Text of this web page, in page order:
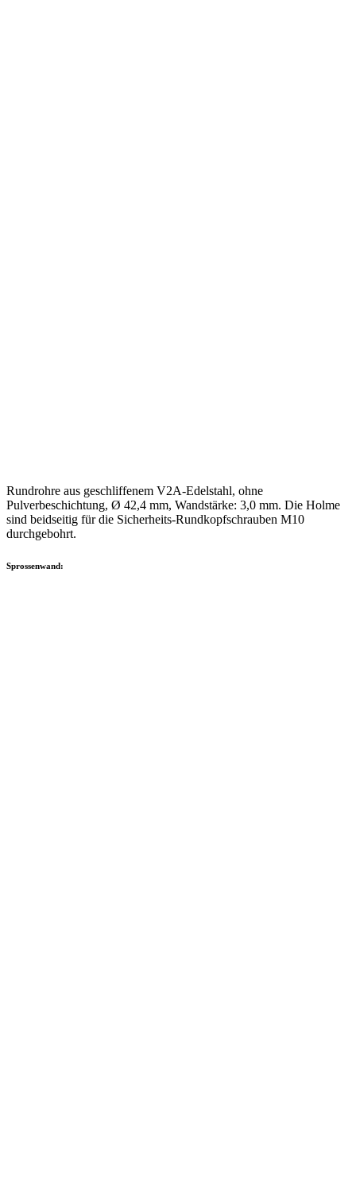
Rundrohre aus geschliffenem V2A-Edelstahl, ohne
Pulverbeschichtung, Ø 42,4 mm, Wandstärke: 3,0 mm. Die Holme
sind beidseitig für die Sicherheits-Rundkopfschrauben M10
durchgebohrt.
Sprossenwand: